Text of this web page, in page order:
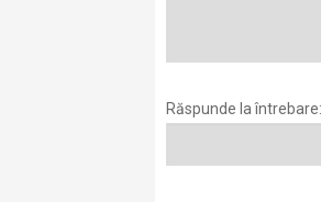
Răspunde la